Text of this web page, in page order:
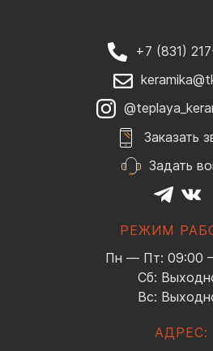
+7 (831)
Заказать
Задать
РЕЖИМ
Пн — Пт: 09:00
Сб:
Вс:
АДРЕС: